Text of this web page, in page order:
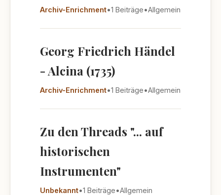
Archiv-Enrichment•1 Beiträge•Allgemein
Georg Friedrich Händel
- Alcina (1735)
Archiv-Enrichment•1 Beiträge•Allgemein
Zu den Threads "... auf
historischen
Instrumenten"
Unbekannt•1 Beiträge•Allgemein